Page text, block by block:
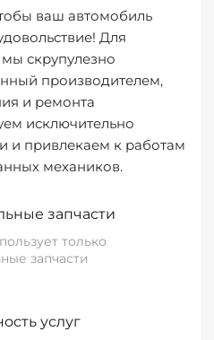
ваш автомобиль
Для
скрупулезно
производителем,
и ремонта
исключительно
и привлекаем к работам
механиков.
запчасти
только
запчасти
услуг